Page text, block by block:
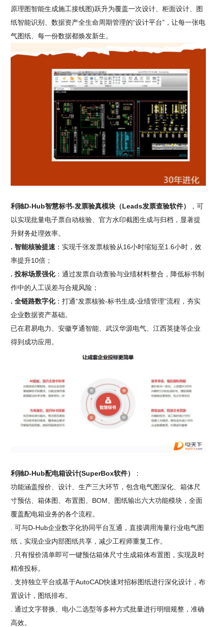
原理图智能生成施工接线图)跃升为覆盖一次设计、柜面设计、图
纸智能识别、数据资产全生命周期管理的“设计平台”，让每一张电
气图纸、每一份数据都焕发新生。
利驰D-Hub智慧标书-发票验真模块（Leads发票查验软件）
，可
以实现批量电子票自动核验、官方水印截图生成与归档，显著提
升财务处理效率。
. 智能核验提速 ：实现千张发票核验从16小时缩短至1.6小时，效
率提升10倍；
. 投标场景强化：通过发票自动查验与业绩材料整合，降低标书制
作中的人工误差与合规风险；
. 全链路数字化：打通“发票核验-标书生成-业绩管理”流程，夯实
企业数据资产基础。
已在君易电力、安徽亨通智能、武汉华源电气、江西英捷等企业
得到成功应用。
利驰D-Hub配电箱设计(SuperBox软件）
：
功能涵盖报价、设计、生产三大环节，包含电气图深化、箱体尺
寸预估、箱体图、布置图、BOM、图纸输出六大功能模块，全面
覆盖配电箱业务的各个流程。
. 可与D-Hub企业数字化协同平台互通，直接调用海量行业电气图
纸，实现企业内部图纸共享，减少工程师重复工作。
. 只有报价清单即可一键预估箱体尺寸生成箱体布置图，实现及时
精准投标。
. 支持独立平台或基于AutoCAD快速对招标图纸进行深化设计，布
置设计，图纸排布。
. 通过文字替换、电小二选型等多种方式批量进行明细规整，准确
高效。